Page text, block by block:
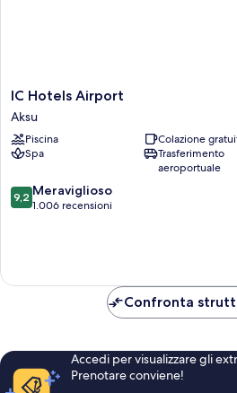
IC
Hotels
Airport
Aksu
IC Hotels Airport
Aksu
Piscina
Colazione
Spa
Trasferimento
aeroportuale
9.2
su
9,2 Meraviglioso
1.006 recensioni
Confronta
Accedi per visualizzare gli
Prenotare conviene!